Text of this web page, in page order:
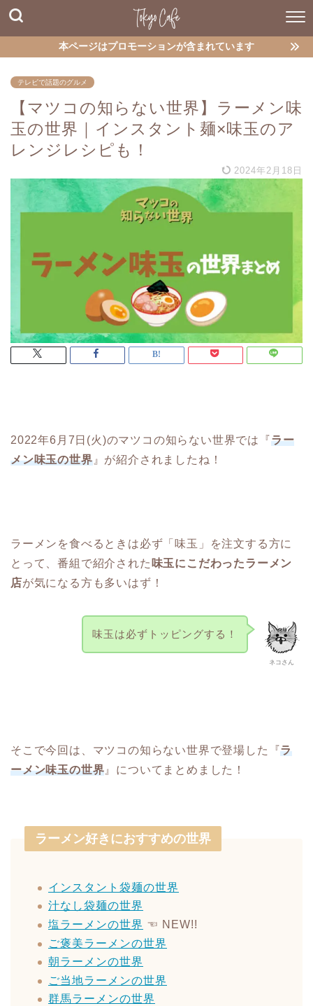
本ページはプロモーションが含まれています
テレビで話題のグルメ
【マツコの知らない世界】ラーメン味
玉の世界｜インスタント麺×味玉のア
レンジレシピも！
2024年2月18日
2022年6月7日(火)のマツコの知らない世界では『ラー
メン味玉の世界』が紹介されましたね！
ラーメンを食べるときは必ず「味玉」を注文する方に
とって、番組で紹介された 味玉にこだわったラーメン
店が気になる方も多いはず！
ネコさん
味玉は必ずトッピングする！
そこで今回は、マツコの知らない世界で登場した『ラ
ーメン味玉の世界 』についてまとめました！
ラーメン好きにおすすめの世界
インスタント袋麺の世界
汁なし袋麺の世界
塩ラーメンの世界 ☜ NEW!!
ご褒美ラーメンの世界
朝ラーメンの世界
ご当地ラーメンの世界
群馬ラーメンの世界